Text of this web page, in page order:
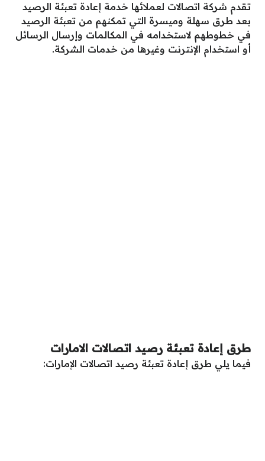
تقدم شركة اتصالات لعملائها خدمة إعادة تعبئة الرصيد
بعد طرق سهلة وميسرة التي تمكنهم من تعبئة الرصيد
في خطوطهم لاستخدامه في المكالمات وإرسال الرسائل
أو استخدام الإنترنت وغيرها من خدمات الشركة.
طرق إعادة تعبئة رصيد اتصالات الامارات
فيما يلي طرق إعادة تعبئة رصيد اتصالات الإمارات: